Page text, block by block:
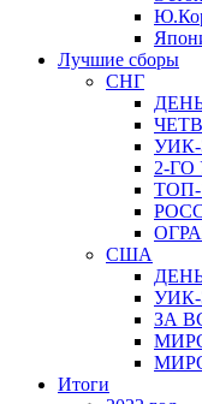
Лучшие сборы
СНГ
2-
ТОП-
США
ЗА
Итоги